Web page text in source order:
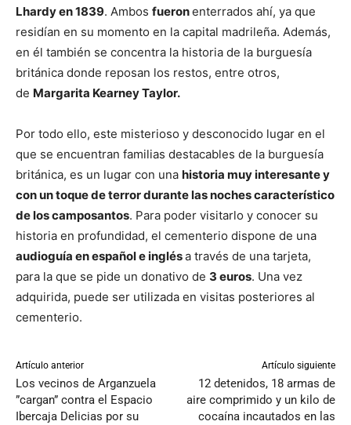
Lhardy en 1839. Ambos fueronenterrados ahí, ya que
residían en su momento en la capital madrileña. Además,
en él también se concentra la historia de la burguesía
británica donde reposan los restos, entre otros,
de Margarita Kearney Taylor.
Por todo ello, este misterioso y desconocido lugar en el
que se encuentran familias destacables de la burguesía
británica, es un lugar con una historia muy interesante y
con un toque de terror durante las noches característico
de los camposantos. Para poder visitarlo y conocer su
historia en profundidad, el cementerio dispone de una
audioguía en español e inglésa través de una tarjeta,
para la que se pide un donativo de 3 euros. Una vez
adquirida, puede ser utilizada en visitas posteriores al
cementerio.
Artículo anterior
Los vecinos de Arganzuela
”cargan” contra el Espacio
Ibercaja Delicias por su
Artículo siguiente
12 detenidos, 18 armas de
aire comprimido y un kilo de
cocaína incautados en las